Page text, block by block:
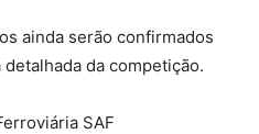
ainda serão confirmados
da competição.
SAF